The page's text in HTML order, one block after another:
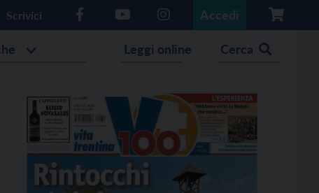
Scrivici Accedi
Leggi online Cerca